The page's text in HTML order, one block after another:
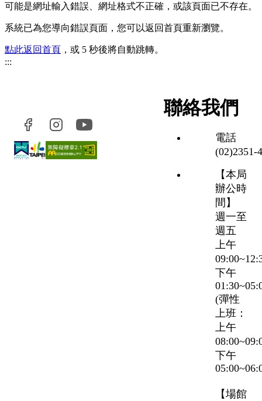
可能是網址輸入錯誤、網址格式不正確，或該頁面已不存在。
系統已為您導向錯誤頁面，您可以返回首頁重新瀏覽。
點此返回首頁 ，或 5 秒後將自動跳轉。
:::
聯絡我們
電話
【本局
辦公時
間】
週一至
週五
上午
下午
(彈性
上班：
上午
下午
【場館